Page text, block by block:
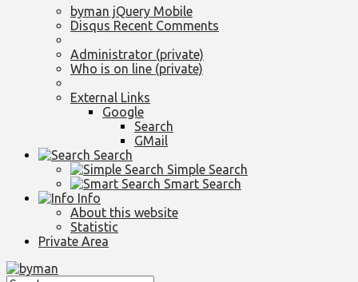
byman jQuery Mobile
Disqus Recent Comments
Administrator (private)
Who is on line (private)
External Links
Google
Search
GMail
Search
Simple Search
Smart Search
Info
About this website
Statistic
Private Area